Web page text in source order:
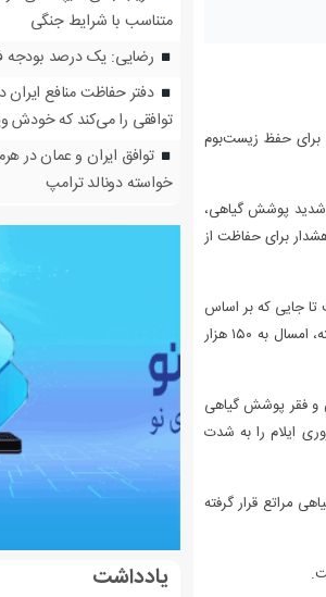
برای حفظ زیست‌بوم
شدید پوشش گیاهی،
برای حفاظت از
جایی که بر اساس
اعلام سرپرست امور عشایر ایلام، ظرفیت پذیرش مراتع ملی این استان از بیش از ۴۰۰ هزار رأس دام عشایر مهمان در سال‌های گذشته، امسال به ۱۵۰ هزار
و فقر پوشش گیاهی
ایلام را به‌ شدت
مراتع قرار گرفته
متناسب با شرایط جنگی
رضایی: یک درصد بودجه
دفتر حفاظت منافع ایران
توافقی را می‌کند که خودش
توافق ایران و عمان در
خواسته دونالد ترامپ
یادداشت